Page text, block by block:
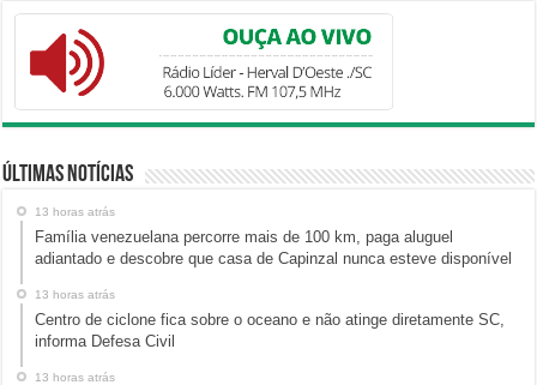
Últimas Notícias
13 horas atrás
Família venezuelana percorre mais de 100 km, paga aluguel
adiantado e descobre que casa de Capinzal nunca esteve disponível
13 horas atrás
Centro de ciclone fica sobre o oceano e não atinge diretamente SC,
informa Defesa Civil
13 horas atrás